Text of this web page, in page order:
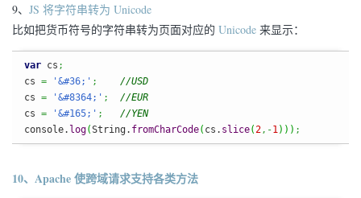
9、 JS 将字符串转为 Unicode
比如把货币符号的字符串转为页面对应的 Unicode 来显示：
var cs ;
cs = '&#36;' ;
//USD
cs = '&#8364;' ;
//EUR
cs = '&#165;' ;
//YEN
console. log(String . fromCharCode( cs. slice( 2 ,-1 ) ) ) ;
10、Apache 使跨域请求支持各类方法